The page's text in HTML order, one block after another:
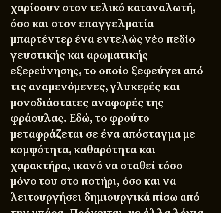
χαρίσουν στον τελικό καταναλωτή,
όσο και στον επαγγελματία
μπαρτέντερ ένα εντελώς νέο πεδίο
γευστικής και αρωματικής
εξερεύνησης, το οποίο ξεφεύγει από
τις αναμενόμενες, γλυκερές και
μονοδιάστατες αναφορές της
φράουλας. Εδώ, το φρούτο
μεταφράζεται σε ένα απόσταγμα με
κομψότητα, καθαρότητα και
χαρακτήρα, ικανό να σταθεί τόσο
μόνο του στο ποτήρι, όσο και να
λειτουργήσει δημιουργικά πίσω από